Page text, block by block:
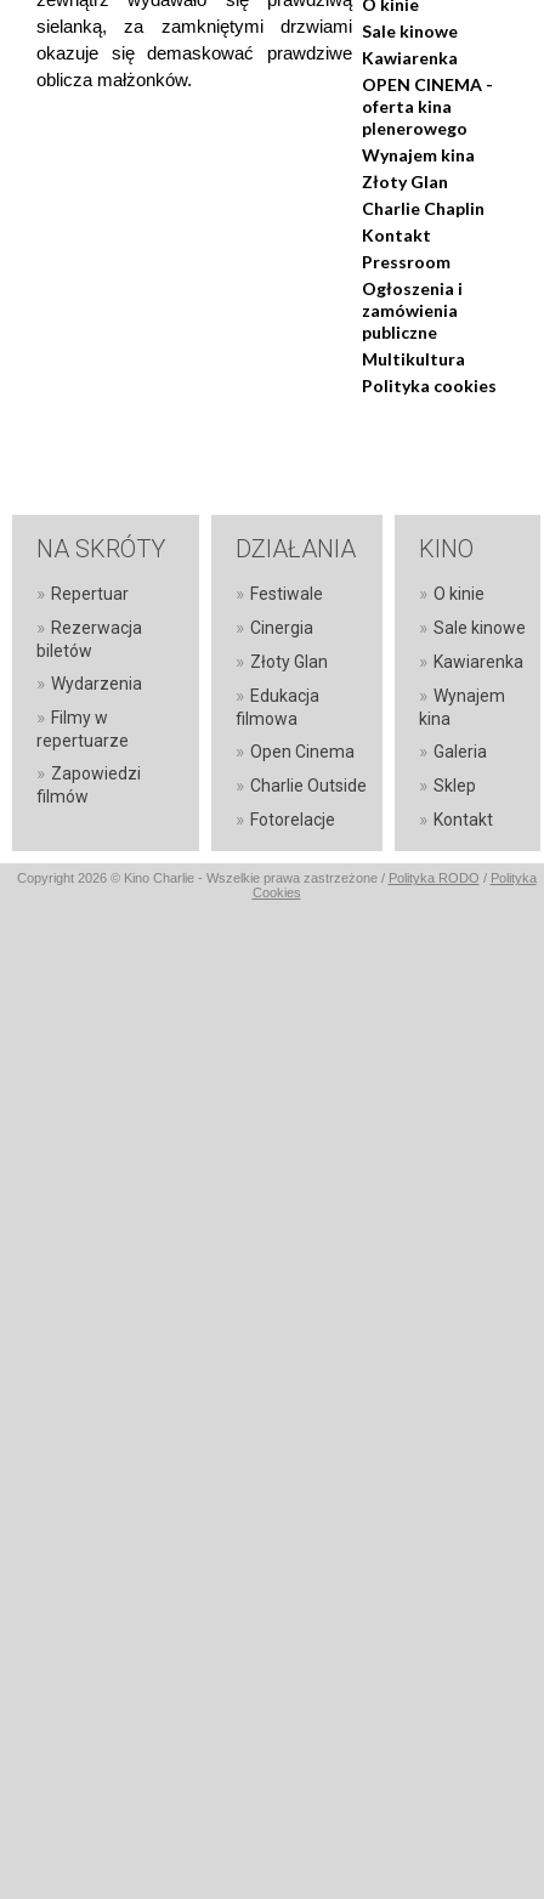
sielanką, za zamkniętymi drzwiami
okazuje się demaskować prawdziwe
oblicza małżonków.
O kinie
Sale kinowe
Kawiarenka
OPEN CINEMA -
oferta kina
plenerowego
Wynajem kina
Złoty Glan
Charlie Chaplin
Kontakt
Pressroom
Ogłoszenia i
zamówienia
publiczne
Multikultura
Polityka cookies
NA SKRÓTY
» Repertuar
» Rezerwacja
biletów
» Wydarzenia
» Filmy w
repertuarze
» Zapowiedzi
filmów
DZIAŁANIA
» Festiwale
» Cinergia
» Złoty Glan
» Edukacja
filmowa
» Open Cinema
» Charlie Outside
» Fotorelacje
KINO
» O kinie
» Sale kinowe
» Kawiarenka
» Wynajem
kina
» Galeria
» Sklep
» Kontakt
Copyright 2026 © Kino Charlie - Wszelkie prawa zastrzeżone / Polityka RODO / Polityka
Cookies